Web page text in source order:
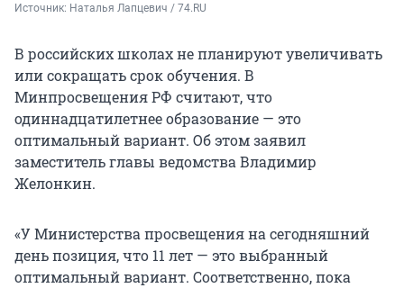
Источник: Наталья Лапцевич / 74.RU
В российских школах не планируют увеличивать
или сокращать срок обучения. В
Минпросвещения РФ считают, что
одиннадцатилетнее образование — это
оптимальный вариант. Об этом заявил
заместитель главы ведомства Владимир
Желонкин.
«У Министерства просвещения на сегодняшний
день позиция, что 11 лет — это выбранный
оптимальный вариант. Соответственно, пока